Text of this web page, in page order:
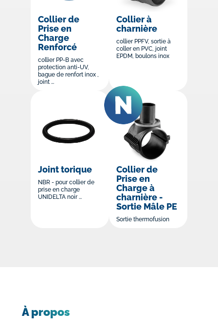
Collier de
Prise en
Charge
Renforcé
collier PP-B avec
protection anti-UV,
bague de renfort inox ,
joint ...
Collier à
charnière
collier PPFV, sortie à
coller en PVC, joint
EPDM, boulons inox
Joint torique
NBR - pour collier de
prise en charge
UNIDELTA noir ...
Collier de
Prise en
Charge à
charnière -
Sortie Mâle PE
Sortie thermofusion
À propos